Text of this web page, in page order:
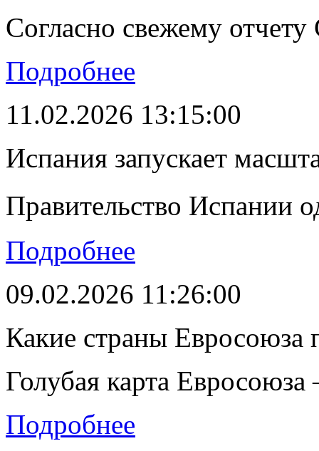
Согласно свежему
Подробнее
11.02.2026 13:15:00
Испания запускает
Правительство Испании
Подробнее
09.02.2026 11:26:00
Какие страны Евросоюза
Голубая карта Евросоюза
Подробнее